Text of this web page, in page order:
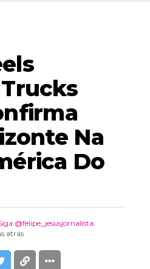
Na
Do
atrás